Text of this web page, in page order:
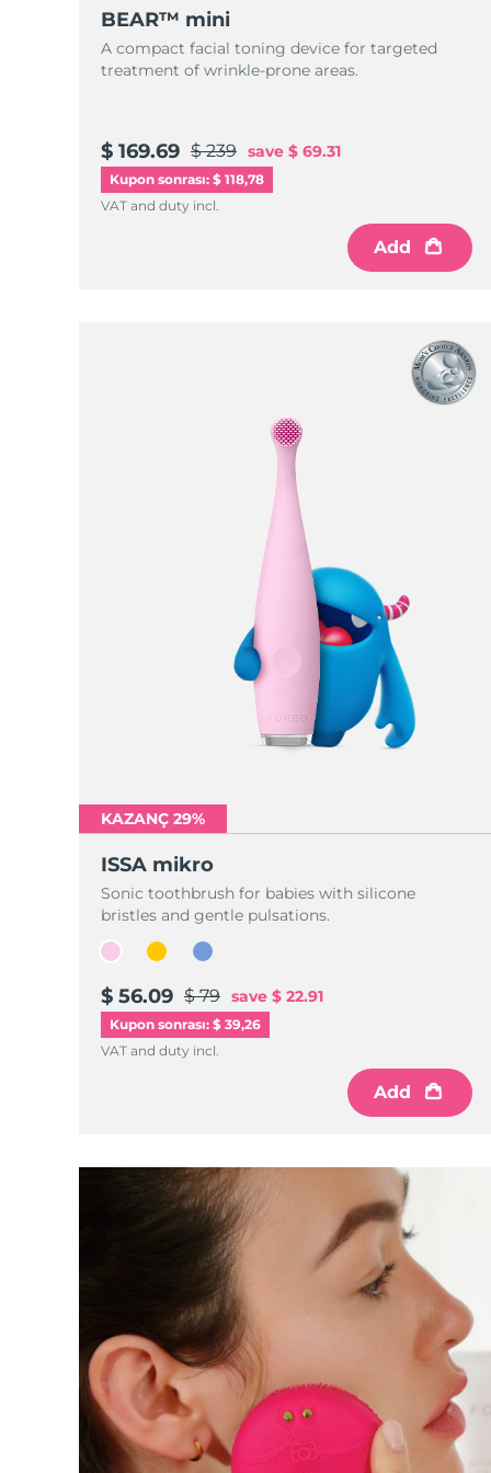
BEAR™ mini
A compact facial toning device for targeted
treatment of wrinkle-prone areas.
$ 169.69 $ 239 save $ 69.31
Kupon sonrası: $ 118,78
VAT and duty incl.
Add
KAZANÇ 29%
ISSA mikro
Sonic toothbrush for babies with silicone
bristles and gentle pulsations.
$ 56.09 $ 79 save $ 22.91
Kupon sonrası: $ 39,26
VAT and duty incl.
Add
All acne treatment devices
All revitalizing eye massagers
KIWI™ cilt bakımı
Advanced pore care essentials
Serum
For healthy hair
issa™ Teeth Whitening Gel
18% PAP
Kozmetik ürünleri Erkekler
Tüm Ürünler